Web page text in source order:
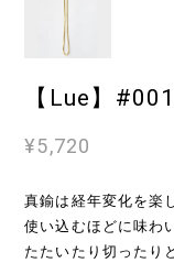
【Lue】
¥5,720
真鍮は経年変化を楽
使い込むほどに味わ
たたいたり切ったり